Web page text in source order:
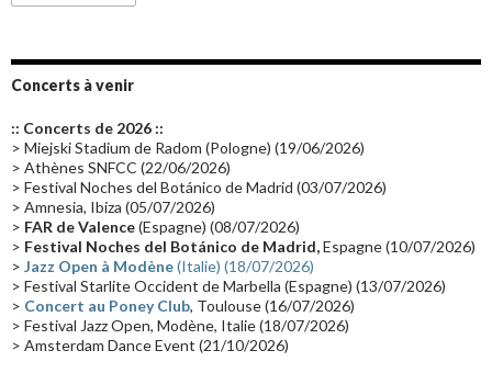
Groupe de Recherche Musicale
Passages radio Vidéo Jarrecast (16) Synthé 80's
Les concerts en Chine(16) Cinéma
Synthé Roland(15) Belgique(15)
(14) Astronomie (14) (14)
Tournée 2025(14) 2024(14) Chine(13)
Concerts à venir
:: Concerts de 2026 ::
> Miejski Stadium de Radom (Pologne) (19/06/2026)
> Athènes SNFCC (22/06/2026)
> Festival Noches del Botánico de Madrid (03/07/2026)
> Amnesia, Ibiza (05/07/2026)
> FAR de Valence(Espagne) (08/07/2026)
> Festival Noches del Botánico de Madrid,Espagne (10/07/2026)
> Jazz Open à Modène(Italie) (18/07/2026)
> Festival Starlite Occident de Marbella (Espagne) (13/07/2026)
> Concert au Poney Club, Toulouse (16/07/2026)
> Festival Jazz Open, Modène, Italie (18/07/2026)
> Amsterdam Dance Event (21/10/2026)